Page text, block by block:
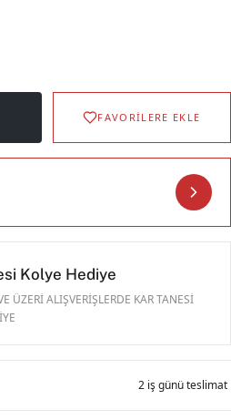
FAVORİLERE EKLE
Kolye Hediye
ÜZERİ ALIŞVERİŞLERDE KAR TANESİ
2 iş günü teslimat